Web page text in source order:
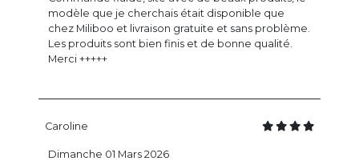
modèle que je cherchais était disponible que
chez Miliboo et livraison gratuite et sans problème.
Les produits sont bien finis et de bonne qualité.
Merci +++++
Caroline
Dimanche 01 Mars 2026